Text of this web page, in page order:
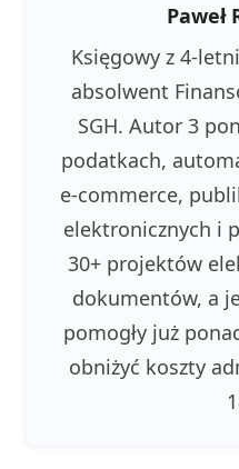
Paweł
Księgowy z 4-
absolwent
SGH. Autor 3
podatkach,
e-commerce,
elektronicznych i
30+ projektów
dokumentów, a
pomogły już
obniżyć koszty